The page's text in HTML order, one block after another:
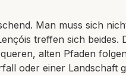
Man muss sich
treffen sich beides.
alten Pfaden
oder einer Landschaft